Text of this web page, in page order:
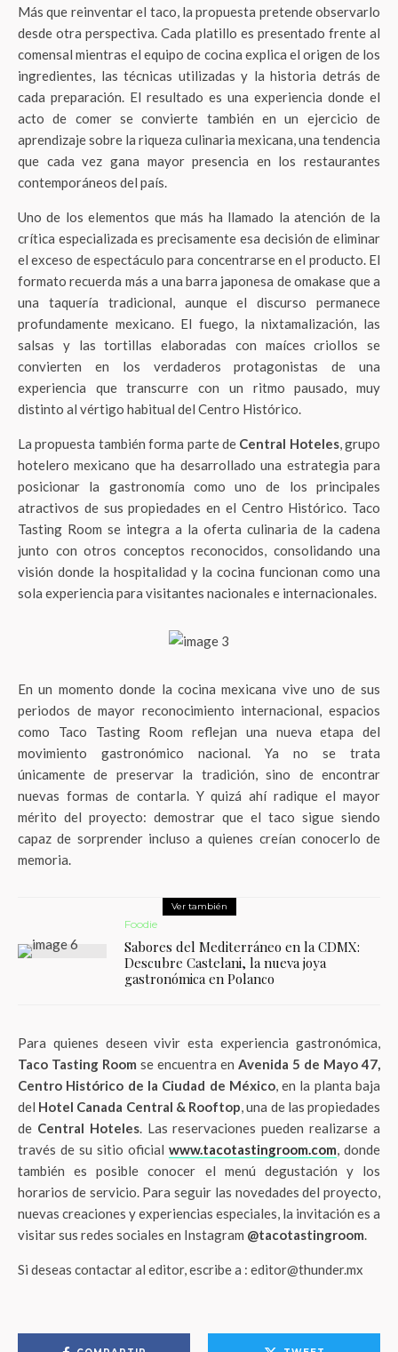
Más que reinventar el taco, la propuesta pretende observarlo
desde otra perspectiva. Cada platillo es presentado frente al
comensal mientras el equipo de cocina explica el origen de los
ingredientes, las técnicas utilizadas y la historia detrás de
cada preparación. El resultado es una experiencia donde el
acto de comer se convierte también en un ejercicio de
aprendizaje sobre la riqueza culinaria mexicana, una tendencia
que cada vez gana mayor presencia en los restaurantes
contemporáneos del país.
Uno de los elementos que más ha llamado la atención de la
crítica especializada es precisamente esa decisión de eliminar
el exceso de espectáculo para concentrarse en el producto. El
formato recuerda más a una barra japonesa de omakase que a
una taquería tradicional, aunque el discurso permanece
profundamente mexicano. El fuego, la nixtamalización, las
salsas y las tortillas elaboradas con maíces criollos se
convierten en los verdaderos protagonistas de una
experiencia que transcurre con un ritmo pausado, muy
distinto al vértigo habitual del Centro Histórico.
La propuesta también forma parte de Central Hoteles, grupo
hotelero mexicano que ha desarrollado una estrategia para
posicionar la gastronomía como uno de los principales
atractivos de sus propiedades en el Centro Histórico. Taco
Tasting Room se integra a la oferta culinaria de la cadena
junto con otros conceptos reconocidos, consolidando una
visión donde la hospitalidad y la cocina funcionan como una
sola experiencia para visitantes nacionales e internacionales.
En un momento donde la cocina mexicana vive uno de sus
periodos de mayor reconocimiento internacional, espacios
como Taco Tasting Room reflejan una nueva etapa del
movimiento gastronómico nacional. Ya no se trata
únicamente de preservar la tradición, sino de encontrar
nuevas formas de contarla. Y quizá ahí radique el mayor
mérito del proyecto: demostrar que el taco sigue siendo
capaz de sorprender incluso a quienes creían conocerlo de
memoria.
Ver también
Foodie
Sabores del Mediterráneo en la CDMX:
Descubre Castelani, la nueva joya
gastronómica en Polanco
Para quienes deseen vivir esta experiencia gastronómica,
Taco Tasting Room se encuentra en Avenida 5 de Mayo 47,
Centro Histórico de la Ciudad de México, en la planta baja
del Hotel Canada Central & Rooftop, una de las propiedades
de Central Hoteles. Las reservaciones pueden realizarse a
través de su sitio oficial www.tacotastingroom.com, donde
también es posible conocer el menú degustación y los
horarios de servicio. Para seguir las novedades del proyecto,
nuevas creaciones y experiencias especiales, la invitación es a
visitar sus redes sociales en Instagram @tacotastingroom.
Si deseas contactar al editor, escribe a : editor@thunder.mx